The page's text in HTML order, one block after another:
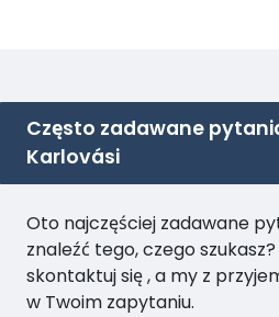
Często zadawane
Karlovási
Oto najczęściej zadawane
znaleźć tego, czego
skontaktuj się , a my z
w Twoim zapytaniu.